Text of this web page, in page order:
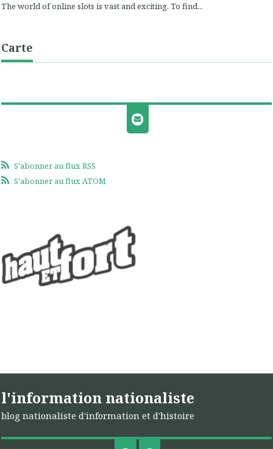
The world of online slots is vast and exciting. To find...
Carte
S'abonner au flux RSS
S'abonner au flux ATOM
l'information nationaliste
blog nationaliste d'information et d'histoire